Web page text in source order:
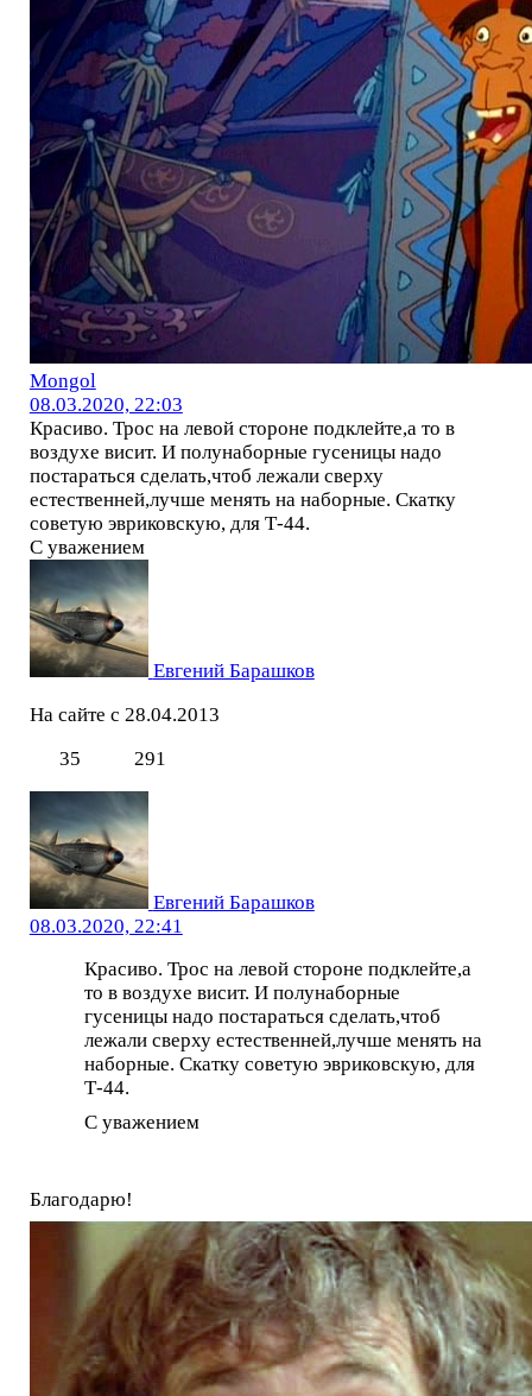
Mоngol
08.03.2020, 22:03
Красиво. Трос на левой стороне подклейте,а то в
воздухе висит. И полунаборные гусеницы надо
постараться сделать,чтоб лежали сверху
естественней,лучше менять на наборные. Скатку
советую эвриковскую, для Т-44.
С уважением
Евгений Барашков
На сайте с 28.04.2013
35
291
Евгений Барашков
08.03.2020, 22:41
Красиво. Трос на левой стороне подклейте,а
то в воздухе висит. И полунаборные
гусеницы надо постараться сделать,чтоб
лежали сверху естественней,лучше менять на
наборные. Скатку советую эвриковскую, для
Т-44.
С уважением
Благодарю!